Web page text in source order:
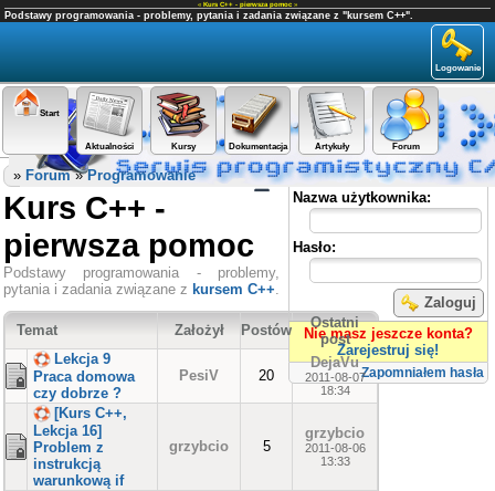
« Kurs C++ - pierwsza pomoc »
Podstawy programowania - problemy, pytania i zadania związane z "kursem C++".
Logowanie
Start
Aktualności Kursy Dokumentacja Artykuły Forum
Panel użytkownika
Nazwa użytkownika:
Hasło:
Zaloguj
Nie masz jeszcze konta?
Zarejestruj się!
Zapomniałem hasła
» Forum»Programowanie
Kurs C++ -
pierwsza pomoc
Podstawy programowania - problemy,
pytania i zadania związane z kursem C++.
Temat Założył Postów
Ostatni
post
Lekcja 9
Praca domowa
czy dobrze ?
PesiV 20
DejaVu
2011-08-07
18:34
[Kurs C++,
Lekcja 16]
Problem z
instrukcją
warunkową if
grzybcio 5
grzybcio
2011-08-06
13:33